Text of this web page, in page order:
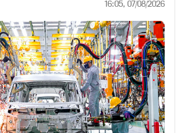
16:05, 07/08/2026